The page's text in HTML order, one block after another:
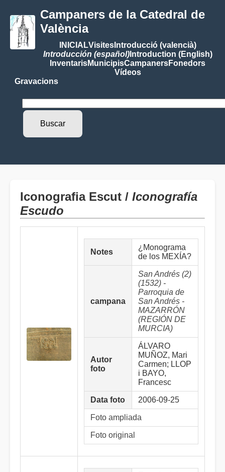
Campaners de la Catedral de
València
INICIALVisitesIntroducció (valencià)
Introducción (español)Introduction (English)
InventarisMunicipisCampanersFonedors
Vídeos
Gravacions
Iconografia Escut / Iconografía
Escudo
Notes
¿Monograma
de los MEXÍA?
campana
San Andrés (2)
(1532) -
Parroquia de
San Andrés -
MAZARRÓN
(REGIÓN DE
MURCIA)
Autor
foto
ÁLVARO
MUÑOZ, Mari
Carmen; LLOP
i BAYO,
Francesc
Data foto 2006-09-25
Foto ampliada
Foto original